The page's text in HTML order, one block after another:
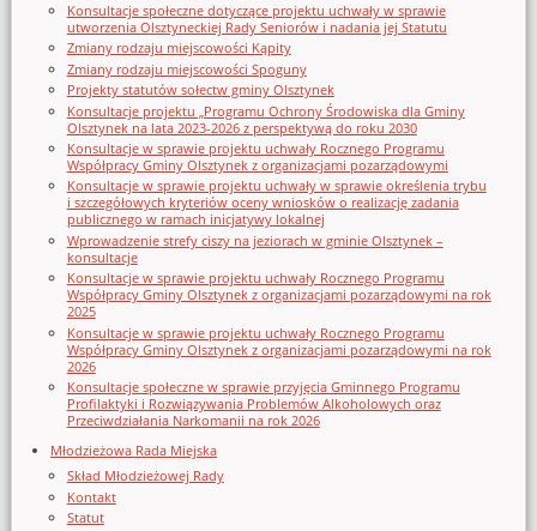
Konsultacje społeczne dotyczące projektu uchwały w sprawie
utworzenia Olsztyneckiej Rady Seniorów i nadania jej Statutu
Zmiany rodzaju miejscowości Kąpity
Zmiany rodzaju miejscowości Spoguny
Projekty statutów sołectw gminy Olsztynek
Konsultacje projektu „Programu Ochrony Środowiska dla Gminy
Olsztynek na lata 2023-2026 z perspektywą do roku 2030
Konsultacje w sprawie projektu uchwały Rocznego Programu
Współpracy Gminy Olsztynek z organizacjami pozarządowymi
Konsultacje w sprawie projektu uchwały w sprawie określenia trybu
i szczegółowych kryteriów oceny wniosków o realizację zadania
publicznego w ramach inicjatywy lokalnej
Wprowadzenie strefy ciszy na jeziorach w gminie Olsztynek –
konsultacje
Konsultacje w sprawie projektu uchwały Rocznego Programu
Współpracy Gminy Olsztynek z organizacjami pozarządowymi na rok
2025
Konsultacje w sprawie projektu uchwały Rocznego Programu
Współpracy Gminy Olsztynek z organizacjami pozarządowymi na rok
2026
Konsultacje społeczne w sprawie przyjęcia Gminnego Programu
Profilaktyki i Rozwiązywania Problemów Alkoholowych oraz
Przeciwdziałania Narkomanii na rok 2026
Młodzieżowa Rada Miejska
Skład Młodzieżowej Rady
Kontakt
Statut